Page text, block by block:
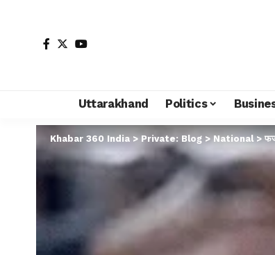
Uttarakhand Politics
Khabar 360 India > Private: Blog > National>